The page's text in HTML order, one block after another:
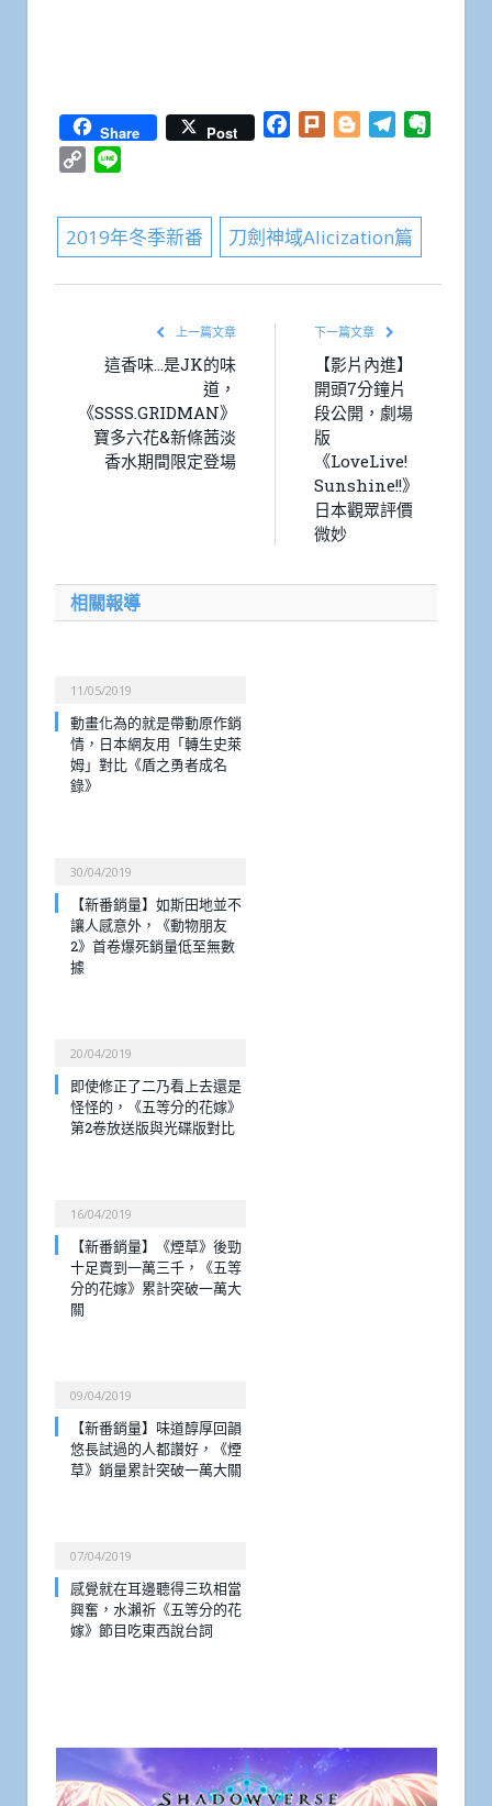
Share Post Facebook
Plurk BloggerTelegram
Copy
2019年冬季新番 刀劍神域Alicization篇
上一篇文章
這香味…是JK的味
道，
《SSSS.GRIDMAN》
寶多六花&新條茜淡
香水期間限定登場
下一篇文章
【影片內進】
開頭7分鐘片
段公開，劇場
版
《LoveLive!
Sunshine!!》
日本觀眾評價
微妙
相關報導
11/05/2019
動畫化為的就是帶動原作銷
情，日本網友用「轉生史萊
姆」對比《盾之勇者成名
錄》
30/04/2019
【新番銷量】如斯田地並不
讓人感意外，《動物朋友
2》首卷爆死銷量低至無數
據
20/04/2019
即使修正了二乃看上去還是
怪怪的，《五等分的花嫁》
第2卷放送版與光碟版對比
16/04/2019
【新番銷量】《煙草》後勁
十足賣到一萬三千，《五等
分的花嫁》累計突破一萬大
關
09/04/2019
【新番銷量】味道醇厚回韻
悠長試過的人都讚好，《煙
草》銷量累計突破一萬大關
07/04/2019
感覺就在耳邊聽得三玖相當
興奮，水瀨祈《五等分的花
嫁》節目吃東西說台詞